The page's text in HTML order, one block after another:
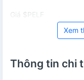
Giá $PELF
Xem
Thông tin chi